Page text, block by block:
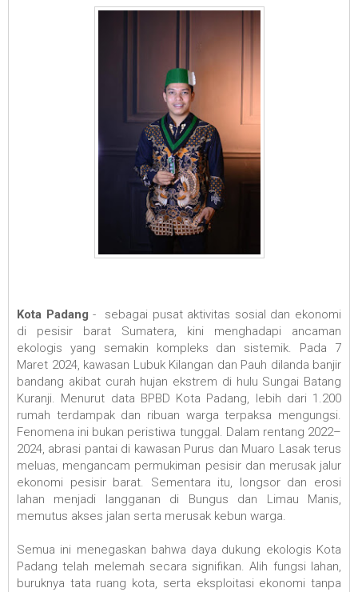
Kota Padang - sebagai pusat aktivitas sosial dan ekonomi
di pesisir barat Sumatera, kini menghadapi ancaman
ekologis yang semakin kompleks dan sistemik. Pada 7
Maret 2024, kawasan Lubuk Kilangan dan Pauh dilanda banjir
bandang akibat curah hujan ekstrem di hulu Sungai Batang
Kuranji. Menurut data BPBD Kota Padang, lebih dari 1.200
rumah terdampak dan ribuan warga terpaksa mengungsi.
Fenomena ini bukan peristiwa tunggal. Dalam rentang 2022–
2024, abrasi pantai di kawasan Purus dan Muaro Lasak terus
meluas, mengancam permukiman pesisir dan merusak jalur
ekonomi pesisir barat. Sementara itu, longsor dan erosi
lahan menjadi langganan di Bungus dan Limau Manis,
memutus akses jalan serta merusak kebun warga.
Semua ini menegaskan bahwa daya dukung ekologis Kota
Padang telah melemah secara signifikan. Alih fungsi lahan,
buruknya tata ruang kota, serta eksploitasi ekonomi tanpa